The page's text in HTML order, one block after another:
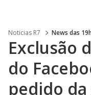
Noticias R7 News das 19h
Exclusão
do
pedido da